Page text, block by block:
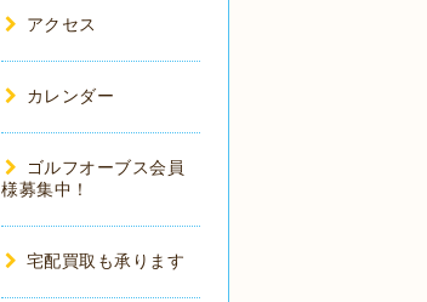
アクセス
カレンダー
ゴルフオーブス会員
様募集中！
宅配買取も承ります